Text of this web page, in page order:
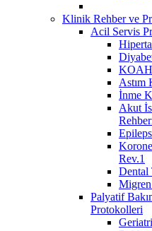
Klinik Rehber ve
Acil Servis
Astım
İnme
Akut
Rev.1
Dental
Palyatif
Protokolleri